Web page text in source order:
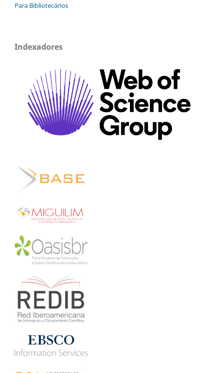
Para Bibliotecários
Indexadores